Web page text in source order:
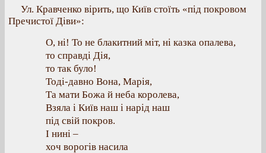
Ул. Кравченко вірить, що Київ стоїть «під покровом
Пречистої Діви»:
О, ні! То не блакитний міт, ні казка опалева,
то справді Дія,
то так було!
Тоді-давно Вона, Марія,
Та мати Божа й неба королева,
Взяла і Київ наш і нарід наш
під свій покров.
І нині –
хоч ворогів насила